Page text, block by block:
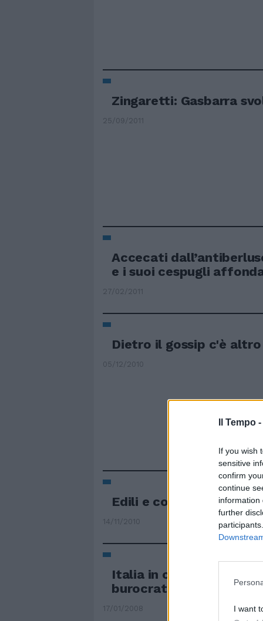
Il Tempo -
If you wish
sensitive
confirm
continue
information
further
I want
Zingaretti: Gasbarra
25/09/2011
Accecati
e i suoi cespugli
27/02/2011
Dietro il gossip c'è altro
05/12/2010
Edili e costruttori.
14/11/2010
Italia in crisi creativa
burocrati e baroni
17/01/2008